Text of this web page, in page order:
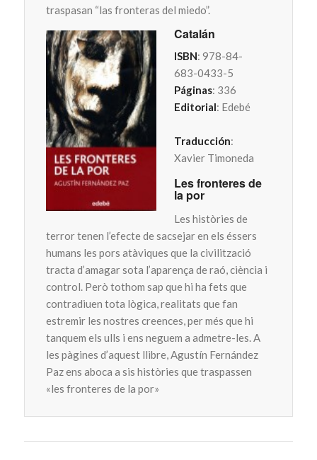
traspasan “las fronteras del miedo”.
Catalán
ISBN: 978-84-
683-0433-5
Páginas: 336
Editorial: Edebé
Traducción:
Xavier Timoneda
Les fronteres de
la por
Les històries de
terror tenen l’efecte de sacsejar en els éssers
humans les pors atàviques que la civilització
tracta d’amagar sota l’aparença de raó, ciència i
control. Però tothom sap que hi ha fets que
contradiuen tota lògica, realitats que fan
estremir les nostres creences, per més que hi
tanquem els ulls i ens neguem a admetre-les. A
les pàgines d’aquest llibre, Agustín Fernández
Paz ens aboca a sis històries que traspassen
«les fronteres de la por»